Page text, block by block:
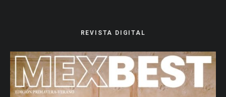
REVISTA DIGITAL